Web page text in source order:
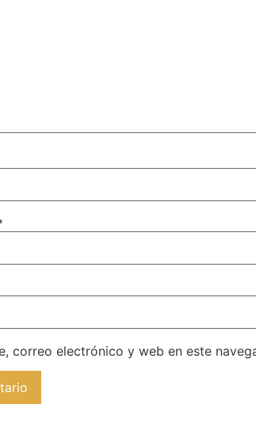
correo electrónico y web en este